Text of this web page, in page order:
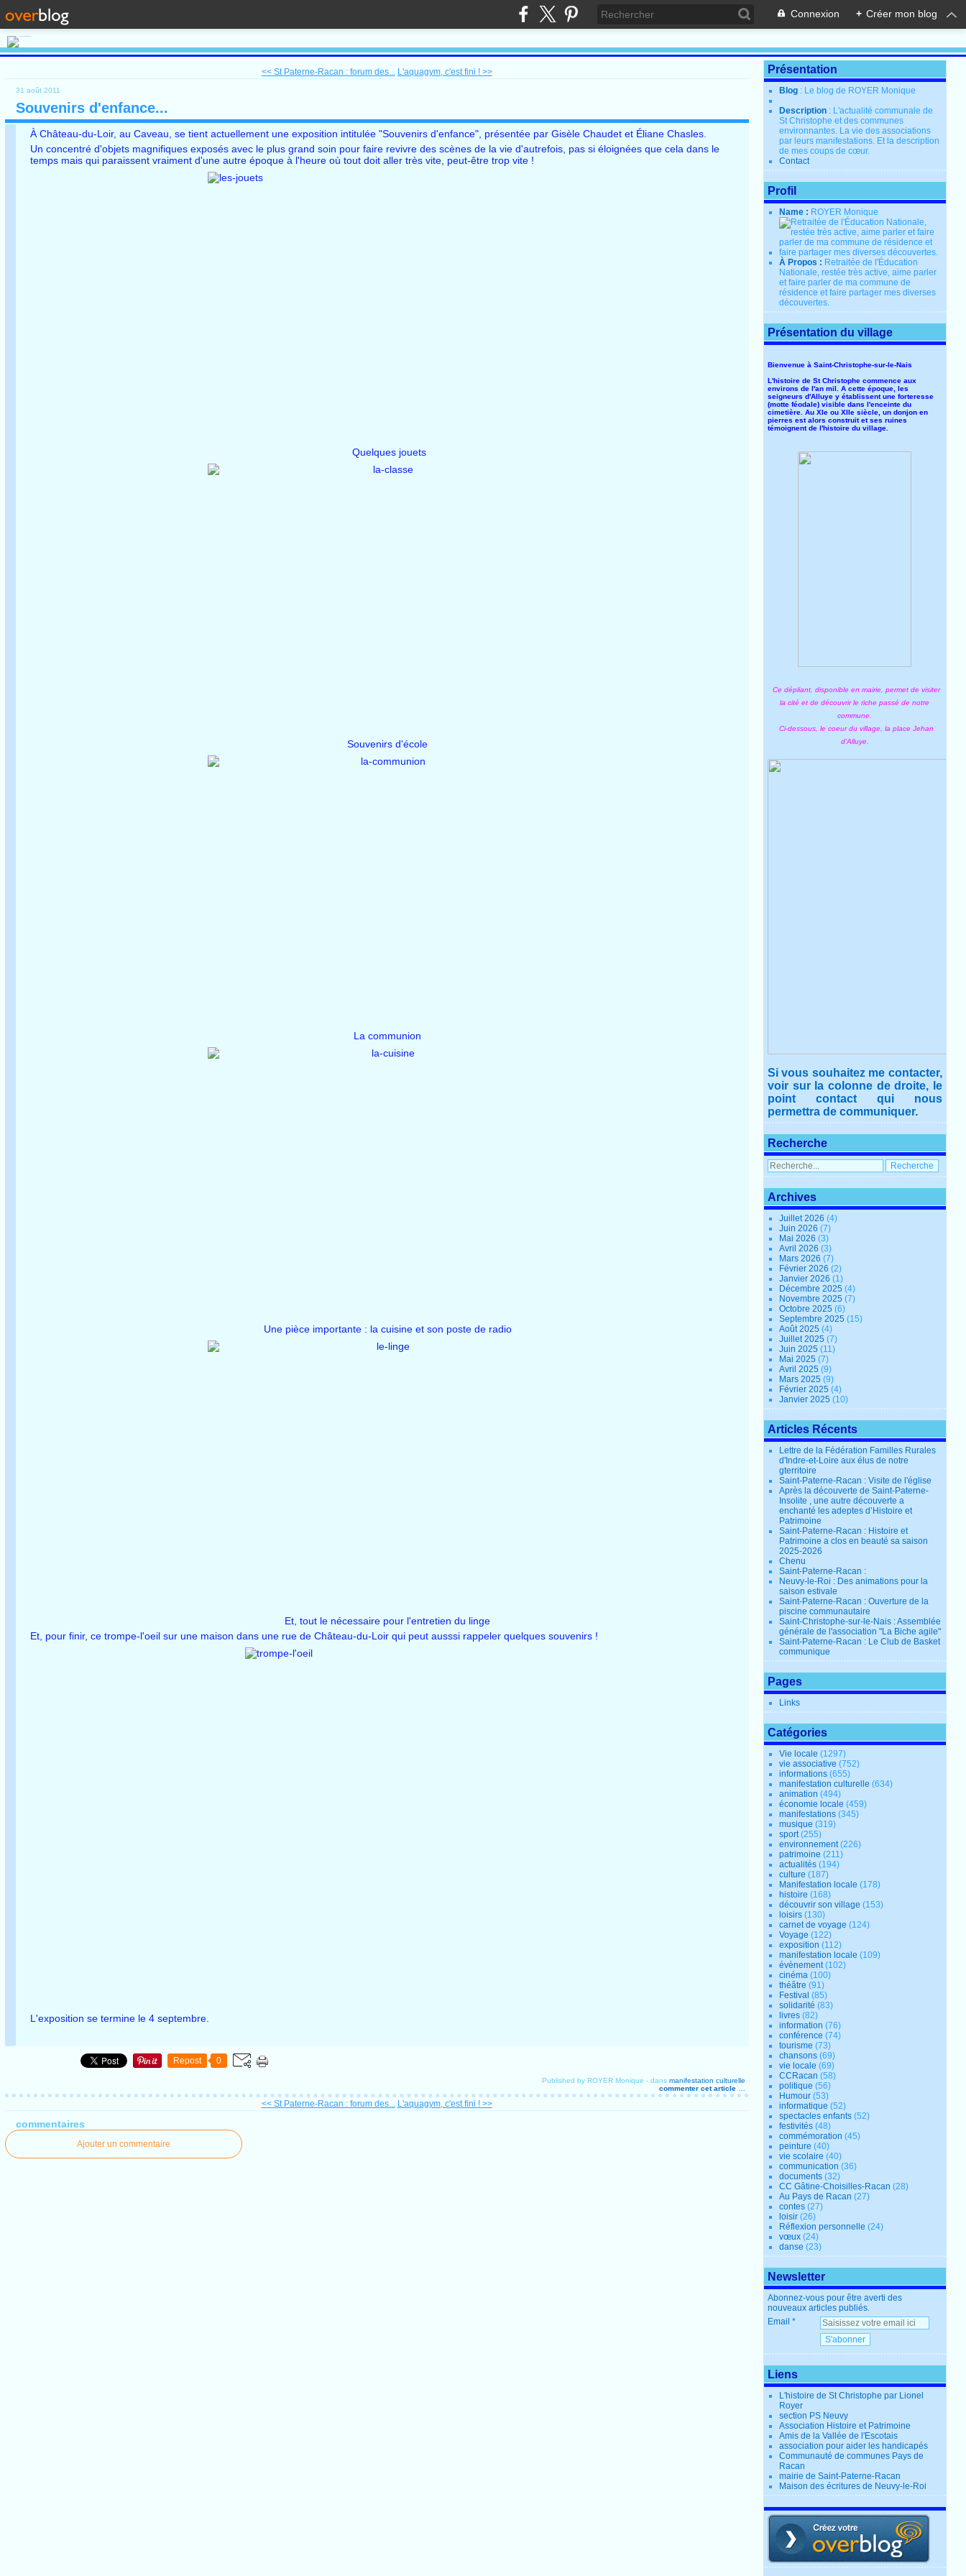
Connexion + Créer mon blog
<< St Paterne-Racan : forum des... L'aquagym, c'est fini ! >>
31 août 2011
Souvenirs d'enfance...
À Château-du-Loir, au Caveau, se tient actuellement une exposition intitulée "Souvenirs d'enfance", présentée par Gisèle Chaudet et Éliane Chasles.
Un concentré d'objets magnifiques exposés avec le plus grand soin pour faire revivre des scènes de la vie d'autrefois, pas si éloignées que cela dans le
temps mais qui paraissent vraiment d'une autre époque à l'heure où tout doit aller très vite, peut-être trop vite !
Quelques jouets
Souvenirs d'école
La communion
Une pièce importante : la cuisine et son poste de radio
Et, tout le nécessaire pour l'entretien du linge
Et, pour finir, ce trompe-l'oeil sur une maison dans une rue de Château-du-Loir qui peut ausssi rappeler quelques souvenirs !
L'exposition se termine le 4 septembre.
Repost 0
Published by ROYER Monique -dans manifestation culturelle
commenter cet article
<< St Paterne-Racan : forum des... L'aquagym, c'est fini ! >>
commentaires
Ajouter un commentaire
Présentation
Blog : Le blog de ROYER Monique
Description : L'actualité communale de
St Christophe et des communes
environnantes. La vie des associations
par leurs manifestations. Et la description
de mes coups de cœur.
Contact
Profil
Name : ROYER Monique
À Propos : Retraitée de l'Éducation
Nationale, restée très active, aime parler
et faire parler de ma commune de
résidence et faire partager mes diverses
découvertes.
Présentation du village
Bienvenue à Saint-Christophe-sur-le-Nais
L'histoire de St Christophe commence aux
environs de l'an mil. A cette époque, les
seigneurs d'Alluye y établissent une forteresse
(motte féodale) visible dans l'enceinte du
cimetière. Au XIe ou XIIe siècle, un donjon en
pierres est alors construit et ses ruines
témoignent de l'histoire du village.
Ce dépliant, disponible en mairie, permet de visiter
la cité et de découvrir le riche passé de notre
commune.
Ci-dessous, le coeur du village, la place Jehan
d'Alluye.
Si vous souhaitez me contacter,
voir sur la colonne de droite, le
point contact qui nous
permettra de communiquer.
Recherche
Archives
Juillet 2026(4)
Juin 2026(7)
Mai 2026(3)
Avril 2026(3)
Mars 2026(7)
Février 2026(2)
Janvier 2026(1)
Décembre 2025(4)
Novembre 2025(7)
Octobre 2025(6)
Septembre 2025(15)
Août 2025(4)
Juillet 2025(7)
Juin 2025(11)
Mai 2025(7)
Avril 2025(9)
Mars 2025(9)
Février 2025(4)
Janvier 2025(10)
Articles Récents
Lettre de la Fédération Familles Rurales
d'Indre-et-Loire aux élus de notre
gterritoire
Saint-Paterne-Racan : Visite de l'église
Après la découverte de Saint-Paterne-
Insolite , une autre découverte a
enchanté les adeptes d’Histoire et
Patrimoine
Saint-Paterne-Racan : Histoire et
Patrimoine a clos en beauté sa saison
2025-2026
Chenu
Saint-Paterne-Racan :
Neuvy-le-Roi : Des animations pour la
saison estivale
Saint-Paterne-Racan : Ouverture de la
piscine communautaire
Saint-Christophe-sur-le-Nais : Assemblée
générale de l'association "La Biche agile"
Saint-Paterne-Racan : Le Club de Basket
communique
Pages
Links
Catégories
Vie locale (1297)
vie associative (752)
informations (655)
manifestation culturelle (634)
animation (494)
économie locale (459)
manifestations (345)
musique (319)
sport(255)
environnement(226)
patrimoine (211)
actualités (194)
culture (187)
Manifestation locale (178)
histoire (168)
découvrir son village (153)
loisirs (130)
carnet de voyage (124)
Voyage (122)
exposition (112)
manifestation locale (109)
évènement(102)
cinéma (100)
théâtre (91)
Festival (85)
solidarité (83)
livres (82)
information (76)
conférence (74)
tourisme (73)
chansons (69)
vie locale (69)
CCRacan (58)
politique (56)
Humour (53)
informatique (52)
spectacles enfants (52)
festivités (48)
commémoration (45)
peinture (40)
vie scolaire (40)
communication (36)
documents (32)
CC Gâtine-Choisilles-Racan (28)
Au Pays de Racan (27)
contes (27)
loisir (26)
Réflexion personnelle (24)
vœux (24)
danse (23)
Newsletter
Abonnez-vous pour être averti des
nouveaux articles publiés.
Email
Liens
L'histoire de St Christophe par Lionel
Royer
section PS Neuvy
Association Histoire et Patrimoine
Amis de la Vallée de l'Escotais
association pour aider les handicapés
Communauté de communes Pays de
Racan
mairie de Saint-Paterne-Racan
Maison des écritures de Neuvy-le-Roi